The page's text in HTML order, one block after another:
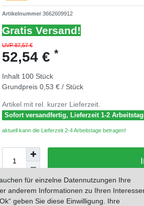
Artikelnummer 3662609912
Gratis Versand!
UVP 87,57 €
52,54 € *
Inhalt 100 Stück
Grundpreis 0,53 € / Stück
Artikel mit rel. kurzer Lieferzeit.
Sofort versandfertig, Lieferzeit 1-2
aktuell kann die Lieferzeit 2-4 Arbeitstage betragen!
0
für einzelne Datennutzungen Ihre
anderem Informationen zu Ihren
geben Sie diese Einwilligung. Ihre